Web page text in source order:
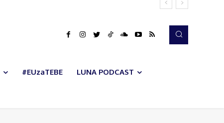
#EUzaTEBE LUNA PODCAST